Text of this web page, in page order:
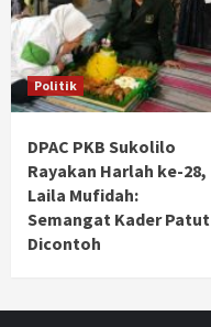
Politik
DPAC PKB Sukolilo
Rayakan Harlah ke-28,
Laila Mufidah:
Semangat Kader Patut
Dicontoh